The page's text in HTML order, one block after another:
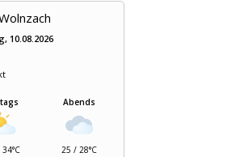
10.08.2026
Abends
25 / 28°C